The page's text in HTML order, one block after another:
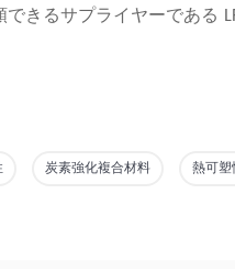
きるサプライヤーである
炭素強化複合材料 熱可塑